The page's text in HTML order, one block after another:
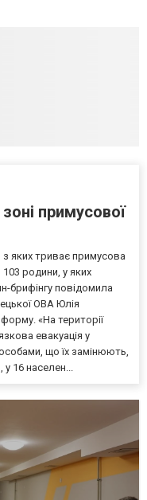
примусової
з яких триває примусова
103 родини, у яких
брифінгу повідомила
ОВА Юлія
«На території
евакуація у
що їх замінюють,
16 населен...